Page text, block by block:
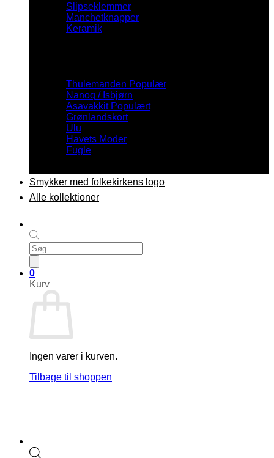
Products
search
0
Kurv
Ingen varer i kurven.
Tilbage til shoppen
Slipseklemmer
Manchetknapper
Keramik
Thulemanden
Nanoq / Isbjørn
Asavakkit
Grønlandskort
Ulu
Havets Moder
Fugle
Smykker med folkekirkens logo
Alle kollektioner